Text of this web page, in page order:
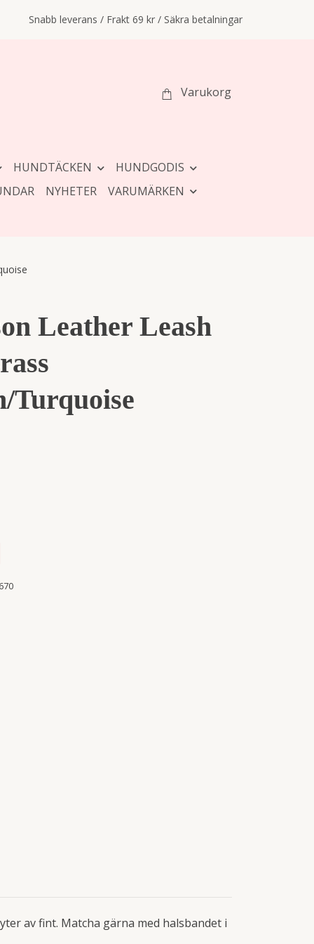
Snabb leverans / Frakt 69 kr / Säkra betalningar
Varukorg
HUNDTÄCKEN
HUNDGODIS
NYHETER
VARUMÄRKEN
Leather Leash
Turquoise
av fint. Matcha gärna med halsbandet i